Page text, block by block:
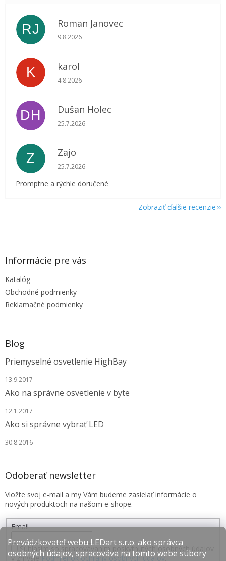
Prevádzkovateľ webu LEDart s.r.o. ako správca
osobných údajov, spracováva na tomto webe súbory
RJ Roman Janovec
Hodnotenie obchodu je 5 z 5 hviezdičiek.
9.8.2026
K karol
Hodnotenie obchodu je 5 z 5 hviezdičiek.
4.8.2026
DH Dušan Holec
Hodnotenie obchodu je 5 z 5 hviezdičiek.
25.7.2026
Z Zajo
Hodnotenie obchodu je 5 z 5 hviezdičiek.
25.7.2026
Promptne a rýchle doručené
Zobraziť ďalšie recenzie
Z
Informácie pre vás
Katalóg
Obchodné podmienky
Reklamačné podmienky
Blog
Priemyselné osvetlenie HighBay
13.9.2017
Ako na správne osvetlenie v byte
12.1.2017
Ako si správne vybrať LED
30.8.2016
Odoberať newsletter
Vložte svoj e-mail a my Vám budeme zasielať informácie o
nových produktoch na našom e-shope.
Email
Súhlasím so spracovávaním poskytnutých osobných údajov
v zmysle Podmienok ochrany osobných údajov.